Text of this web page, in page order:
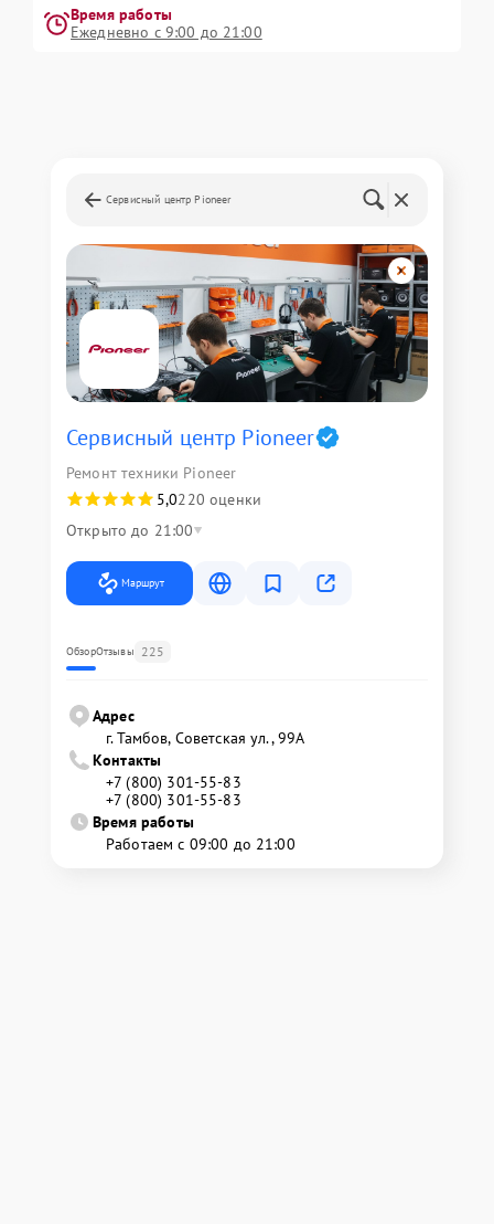
Время работы
Ежедневно с 9:00 до 21:00
Сервисный центр Pioneer
Сервисный центр Pioneer
Ремонт техники Pioneer
5,0220 оценки
Открыто до 21:00
Маршрут
ОбзорОтзывы 225
Адрес
г. Тамбов, Советская ул., 99А
Контакты
+7 (800) 301-55-83
+7 (800) 301-55-83
Время работы
Работаем с 09:00 до 21:00